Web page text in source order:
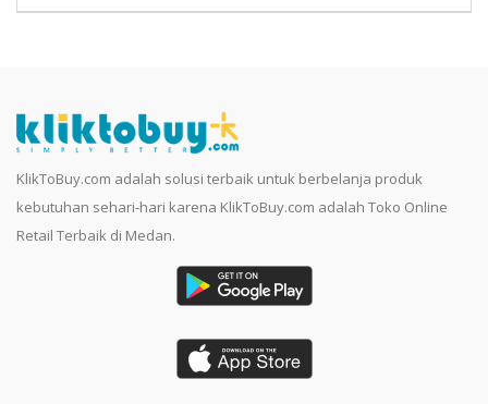
KlikToBuy.com adalah solusi terbaik untuk berbelanja produk
kebutuhan sehari-hari karena KlikToBuy.com adalah Toko Online
Retail Terbaik di Medan.